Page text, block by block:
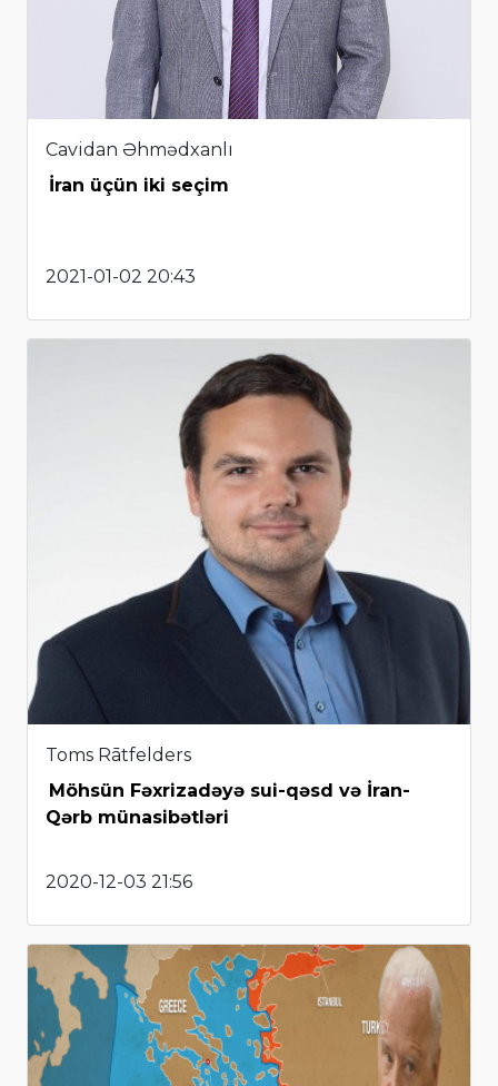
Cavidan Əhmədxanlı
İran üçün iki seçim
2021-01-02 20:43
Toms Rātfelders
Möhsün Fəxrizadəyə sui-qəsd və İran-
Qərb münasibətləri
2020-12-03 21:56